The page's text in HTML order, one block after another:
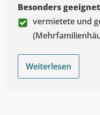
Besonders
vermietete und
Weiterlesen